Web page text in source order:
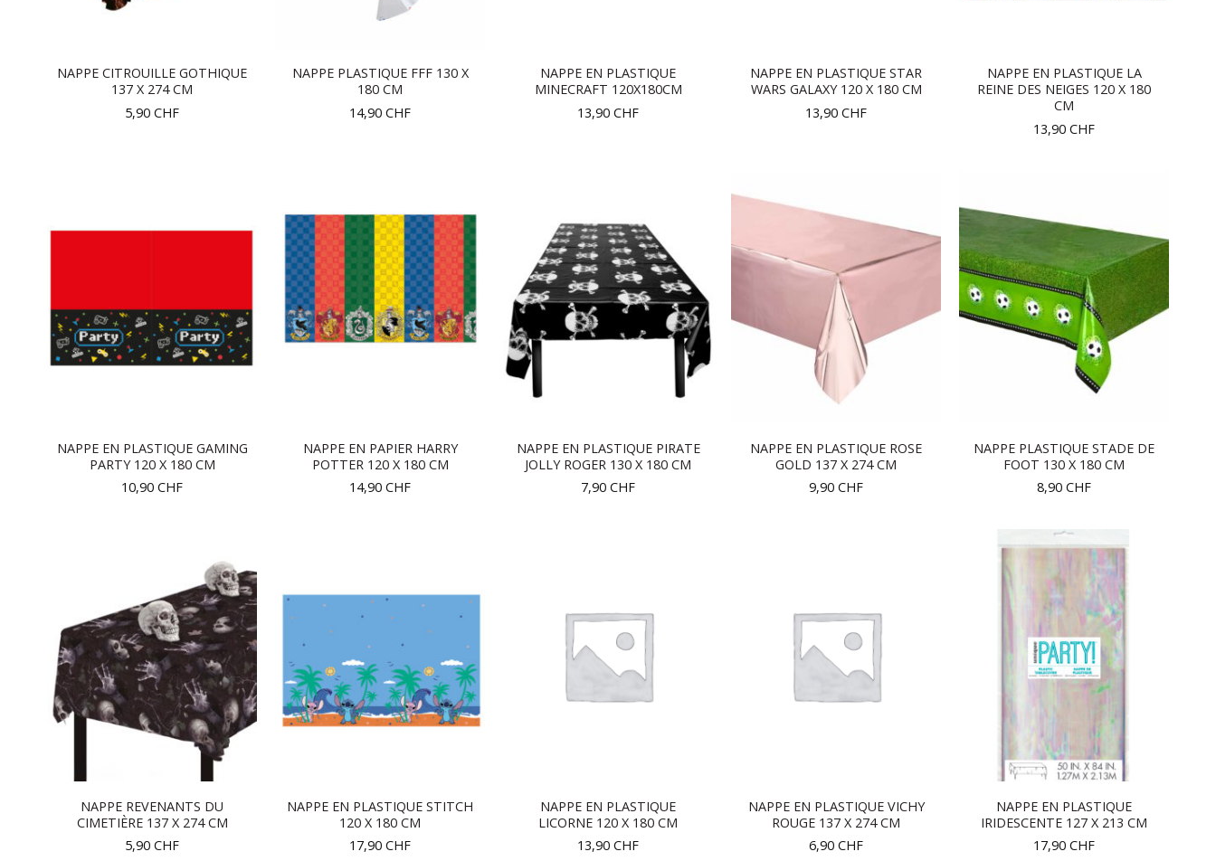
NAPPE CITROUILLE GOTHIQUE
137 X 274 CM
5,90 CHF
NAPPE PLASTIQUE FFF 130 X
180 CM
14,90 CHF
NAPPE EN PLASTIQUE
MINECRAFT 120X180CM
13,90 CHF
NAPPE EN PLASTIQUE STAR
WARS GALAXY 120 X 180 CM
13,90 CHF
NAPPE EN PLASTIQUE LA
REINE DES NEIGES 120 X 180
CM
13,90 CHF
NAPPE EN PLASTIQUE GAMING
PARTY 120 X 180 CM
10,90 CHF
NAPPE EN PAPIER HARRY
POTTER 120 X 180 CM
14,90 CHF
NAPPE EN PLASTIQUE PIRATE
JOLLY ROGER 130 X 180 CM
7,90 CHF
NAPPE EN PLASTIQUE ROSE
GOLD 137 X 274 CM
9,90 CHF
NAPPE PLASTIQUE STADE DE
FOOT 130 X 180 CM
8,90 CHF
NAPPE REVENANTS DU
CIMETIÈRE 137 X 274 CM
5,90 CHF
NAPPE EN PLASTIQUE STITCH
120 X 180 CM
17,90 CHF
NAPPE EN PLASTIQUE
LICORNE 120 X 180 CM
13,90 CHF
NAPPE EN PLASTIQUE VICHY
ROUGE 137 X 274 CM
6,90 CHF
NAPPE EN PLASTIQUE
IRIDESCENTE 127 X 213 CM
17,90 CHF